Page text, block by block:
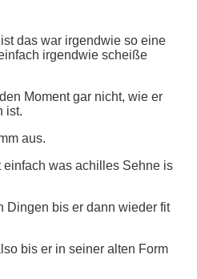
das war irgendwie so eine
irgendwie scheiße
Moment gar nicht, wie er
ist.
aus.
einfach was achilles Sehne is
Dingen bis er dann wieder fit
bis er in seiner alten Form